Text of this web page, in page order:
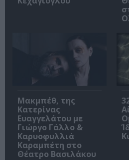
Μακμπέθ, της
Κατερίνας
Ευαγγελάτου με
Γιώργο Γάλλο &
Καρυοφυλλιά
Καραμπέτη στο
Θέατρο Βασιλάκου